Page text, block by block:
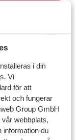
i din
Vi
för att
och fungerar
Group GmbH
webbplats,
information du